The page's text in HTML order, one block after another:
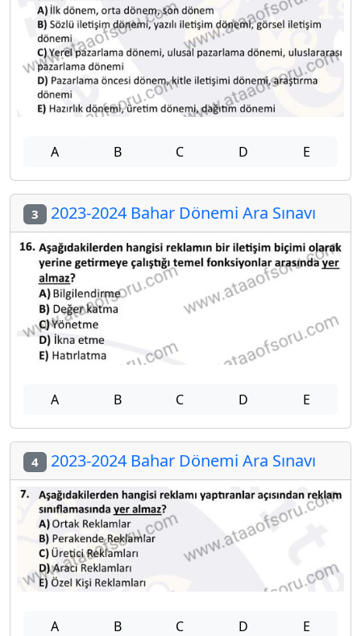
A B C D E
3 2023-2024 Bahar Dönemi Ara Sınavı
A B C D E
4 2023-2024 Bahar Dönemi Ara Sınavı
A B C D E